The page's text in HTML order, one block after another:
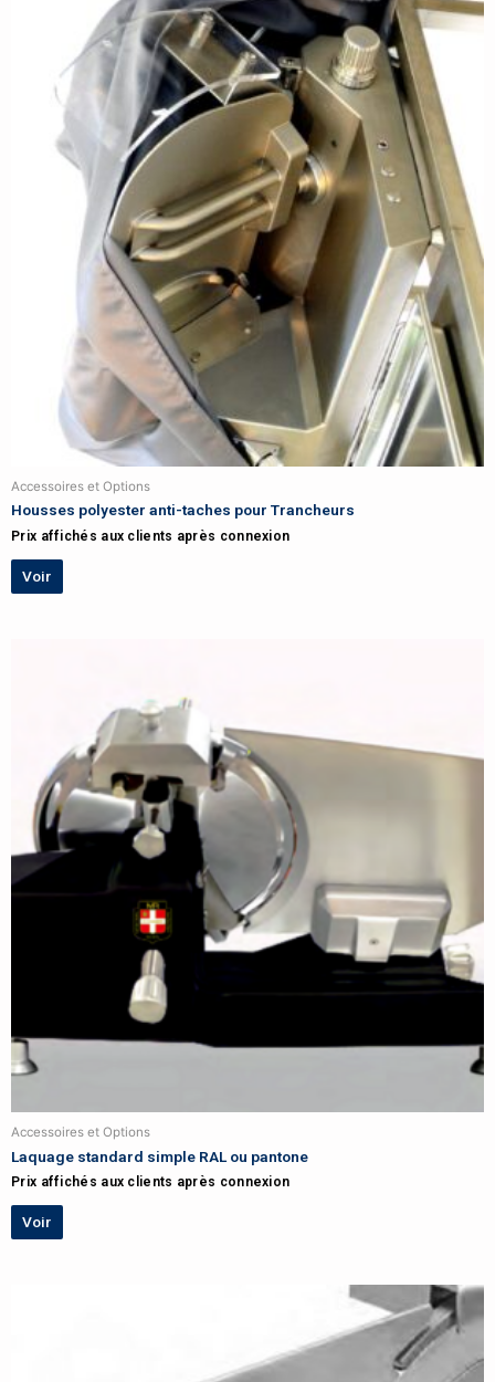
Accessoires et Options
Housses polyester anti-taches pour Trancheurs
Prix affichés aux clients après connexion
Voir
Accessoires et Options
Laquage standard simple RAL ou pantone
Prix affichés aux clients après connexion
Voir